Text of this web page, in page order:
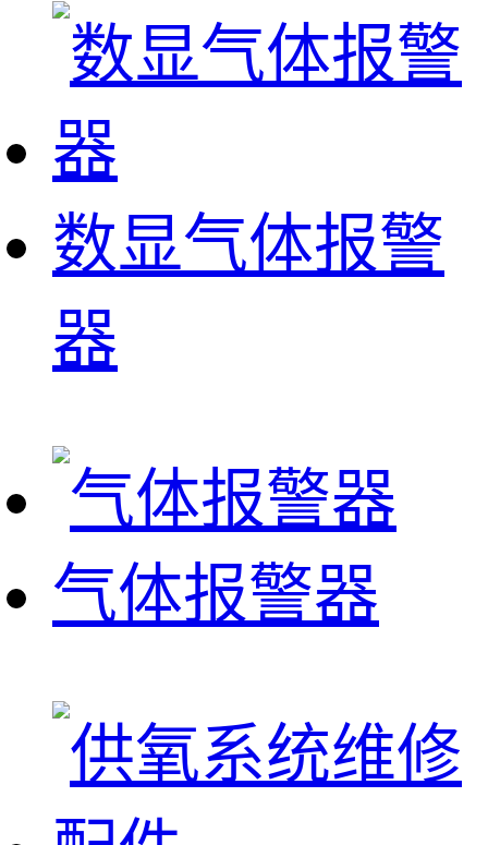
数显气体报警
器
气体报警器